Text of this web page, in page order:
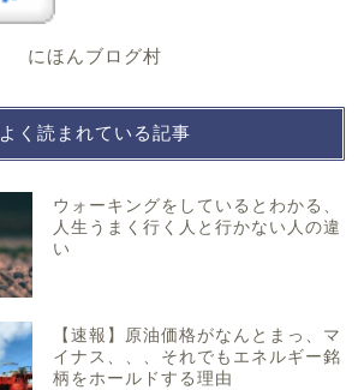
にほんブログ村
よく読まれている記事
ウォーキングをしているとわかる、
人生うまく行く人と行かない人の違
い
【速報】原油価格がなんとまっ、マ
イナス、、、それでもエネルギー銘
柄をホールドする理由